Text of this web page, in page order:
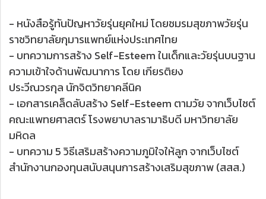
- หนังสือรู้ทันปัญหาวัยรุ่นยุคใหม่ โดยชมรมสุขภาพวัยรุ่น
ราชวิทยาลัยกุมารแพทย์แห่งประเทศไทย
- บทความการสร้าง Self-Esteem ในเด็กและวัยรุ่นบนฐาน
ความเข้าใจด้านพัฒนาการ โดย เกียรติยง
ประวีณวรกุล นักจิตวิทยาคลีนิค
- เอกสารเคล็ดลับสร้าง Self-Esteem ตามวัย จากเว็บไซต์
คณะแพทยศาสตร์ โรงพยาบาลรามาธิบดี มหาวิทยาลัย
มหิดล
- บทความ 5 วิธีเสริมสร้างความภูมิใจให้ลูก จากเว็บไซต์
สำนักงานกองทุนสนับสนุนการสร้างเสริมสุขภาพ (สสส.)